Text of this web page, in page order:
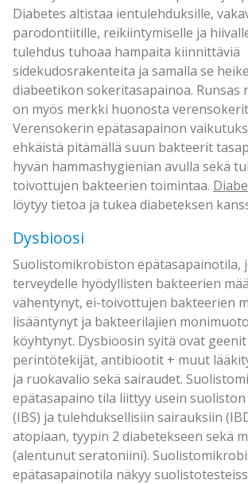
Diabetes altistaa ientulehduksille,
parodontiitille, reikiintymiselle ja
tulehdus tuhoaa hampaita kiinnittäviä
sidekudosrakenteita ja samalla se
diabeetikon sokeritasapainoa. Runsas
on myös merkki huonosta
Verensokerin epätasapainon
ehkäistä pitämällä suun bakteerit
hyvän hammashygienian avulla sekä
toivottujen bakteerien toimintaa.
löytyy tietoa ja tukea diabeteksen
Dysbioosi
Suolistomikrobiston epätasapainotila,
terveydelle hyödyllisten bakteerien
vähentynyt, ei-toivottujen bakteerien
lisääntynyt ja bakteerilajien
köyhtynyt. Dysbioosin syitä ovat
perintötekijät, antibiootit + muut
ja ruokavalio sekä sairaudet.
epätasapaino tila liittyy usein
(IBS) ja tulehduksellisiin sairauksiin
atopiaan, tyypin 2 diabetekseen sekä
(alentunut seratoniini).
epätasapainotila näkyy